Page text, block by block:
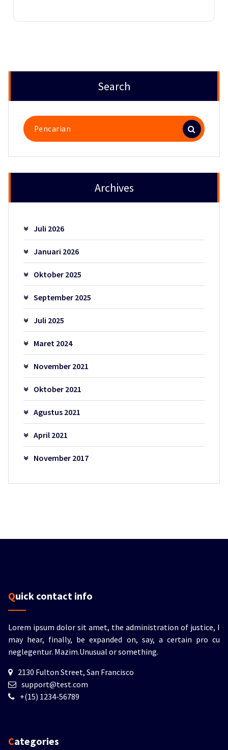
Search
Pencarian
untuk:
Archives
Juli 2026
Januari 2026
Oktober 2025
September 2025
Juli 2025
Maret 2024
November 2021
Oktober 2021
Agustus 2021
April 2021
November 2017
Quick contact info
Lorem ipsum dolor sit amet, the administration of justice, I
may hear, finally, be expanded on, say, a certain pro cu
neglegentur. Mazim.Unusual or something.
2130 Fulton Street, San Francisco
support@test.com
+(15) 1234-56789
Categories